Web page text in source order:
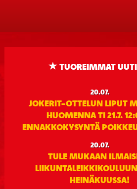
TUOREIMMAT
20.07.
JOKERIT-OTTELUN LIPUT
HUOMENNA TI 21.7.
ENNAKKOKYSYNTÄ
20.07.
TULE MUKAAN
HEINÄKUUSSA!